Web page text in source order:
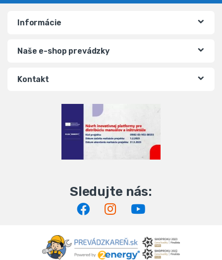
Informácie
Naše e-shop prevádzky
Kontakt